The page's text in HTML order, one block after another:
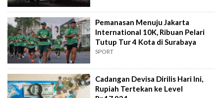
Pemanasan Menuju Jakarta
International 10K, Ribuan Pelari
Tutup Tur 4 Kota di Surabaya
SPORT
Cadangan Devisa Dirilis Hari Ini,
Rupiah Tertekan ke Level